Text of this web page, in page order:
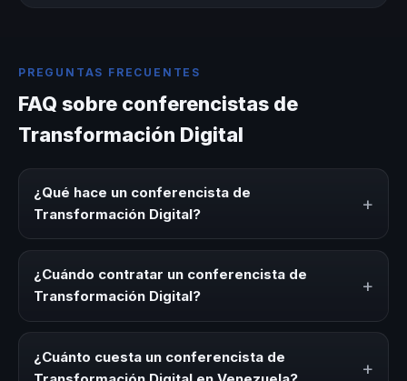
PREGUNTAS FRECUENTES
FAQ sobre conferencistas de
Transformación Digital
¿Qué hace un conferencista de
Transformación Digital?
+
que comparte conocimiento, estrategias y experiencias
sobre este tema en eventos corporativos, convenciones
y seminarios. Su objetivo es generar reflexión, inspiración
y herramientas aplicables para la audiencia.
¿Cuándo contratar un conferencista de
Transformación Digital?
+
Digital para kick-offs, convenciones anuales, programas
de desarrollo, eventos de integración o cuando tu
¿Cuánto cuesta un conferencista de
+